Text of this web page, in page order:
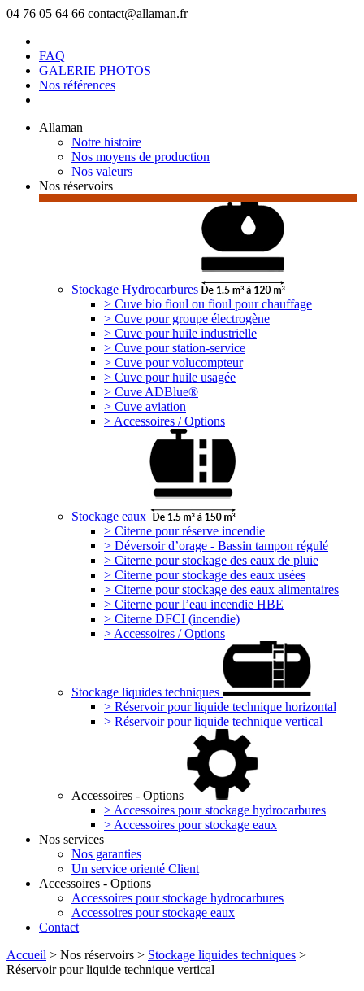
04 76 05 64 66 contact@allaman.fr
FAQ
GALERIE PHOTOS
Nos références
Allaman
Notre histoire
Nos moyens de production
Nos valeurs
Nos réservoirs
Stockage Hydrocarbures
> Cuve bio fioul ou fioul pour chauffage
> Cuve pour groupe électrogène
> Cuve pour huile industrielle
> Cuve pour station-service
> Cuve pour volucompteur
> Cuve pour huile usagée
> Cuve ADBlue®
> Cuve aviation
> Accessoires / Options
Stockage eaux
> Citerne pour réserve incendie
> Déversoir d’orage - Bassin tampon régulé
> Citerne pour stockage des eaux de pluie
> Citerne pour stockage des eaux usées
> Citerne pour stockage des eaux alimentaires
> Citerne pour l’eau incendie HBE
> Citerne DFCI (incendie)
> Accessoires / Options
Stockage liquides techniques
> Réservoir pour liquide technique horizontal
> Réservoir pour liquide technique vertical
Accessoires - Options
> Accessoires pour stockage hydrocarbures
> Accessoires pour stockage eaux
Nos services
Nos garanties
Un service orienté Client
Accessoires - Options
Accessoires pour stockage hydrocarbures
Accessoires pour stockage eaux
Contact
Accueil > Nos réservoirs > Stockage liquides techniques >
Réservoir pour liquide technique vertical